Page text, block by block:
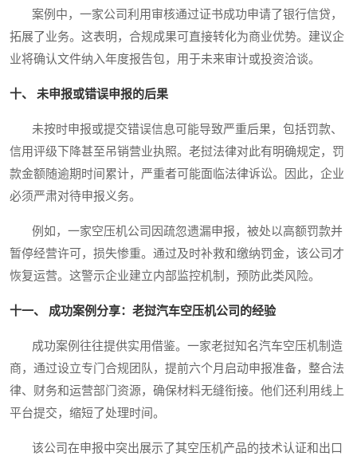
案例中，一家公司利用审核通过证书成功申请了银行信贷，
拓展了业务。这表明，合规成果可直接转化为商业优势。建议企
业将确认文件纳入年度报告包，用于未来审计或投资洽谈。
十、 未申报或错误申报的后果
未按时申报或提交错误信息可能导致严重后果，包括罚款、
信用评级下降甚至吊销营业执照。老挝法律对此有明确规定，罚
款金额随逾期时间累计，严重者可能面临法律诉讼。因此，企业
必须严肃对待申报义务。
例如，一家空压机公司因疏忽遗漏申报，被处以高额罚款并
暂停经营许可，损失惨重。通过及时补救和缴纳罚金，该公司才
恢复运营。这警示企业建立内部监控机制，预防此类风险。
十一、 成功案例分享：老挝汽车空压机公司的经验
成功案例往往提供实用借鉴。一家老挝知名汽车空压机制造
商，通过设立专门合规团队，提前六个月启动申报准备，整合法
律、财务和运营部门资源，确保材料无缝衔接。他们还利用线上
平台提交，缩短了处理时间。
该公司在申报中突出展示了其空压机产品的技术认证和出口